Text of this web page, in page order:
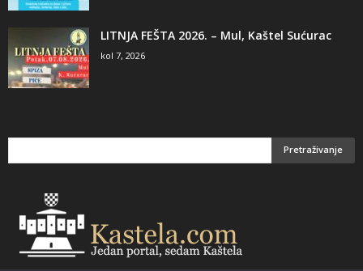
LITNJA FEŠTA 2026. – Mul, Kaštel Sućurac
kol 7, 2026